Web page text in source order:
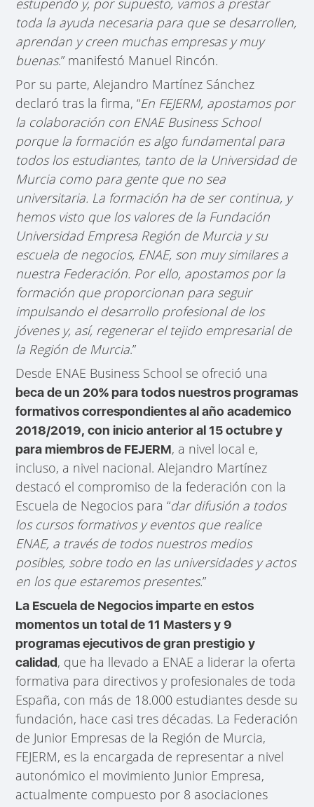
estupendo y, por supuesto, vamos a prestar
toda la ayuda necesaria para que se desarrollen,
aprendan y creen muchas empresas y muy
buenas.” manifestó Manuel Rincón.
Por su parte, Alejandro Martínez Sánchez
declaró tras la firma, “En FEJERM, apostamos por
la colaboración con ENAE Business School
porque la formación es algo fundamental para
todos los estudiantes, tanto de la Universidad de
Murcia como para gente que no sea
universitaria. La formación ha de ser continua, y
hemos visto que los valores de la Fundación
Universidad Empresa Región de Murcia y su
escuela de negocios, ENAE, son muy similares a
nuestra Federación. Por ello, apostamos por la
formación que proporcionan para seguir
impulsando el desarrollo profesional de los
jóvenes y, así, regenerar el tejido empresarial de
la Región de Murcia.”
Desde ENAE Business School se ofreció una
beca de un 20% para todos nuestros programas
formativos correspondientes al año academico
2018/2019, con inicio anterior al 15 octubre y
para miembros de FEJERM, a nivel local e,
incluso, a nivel nacional. Alejandro Martínez
destacó el compromiso de la federación con la
Escuela de Negocios para “dar difusión a todos
los cursos formativos y eventos que realice
ENAE, a través de todos nuestros medios
posibles, sobre todo en las universidades y actos
en los que estaremos presentes.”
La Escuela de Negocios imparte en estos
momentos un total de 11 Masters y 9
programas ejecutivos de gran prestigio y
calidad, que ha llevado a ENAE a liderar la oferta
formativa para directivos y profesionales de toda
España, con más de 18.000 estudiantes desde su
fundación, hace casi tres décadas. La Federación
de Junior Empresas de la Región de Murcia,
FEJERM, es la encargada de representar a nivel
autonómico el movimiento Junior Empresa,
actualmente compuesto por 8 asociaciones